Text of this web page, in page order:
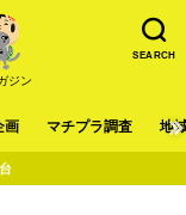
SEARCH
ジン
画 マチプラ調査 地